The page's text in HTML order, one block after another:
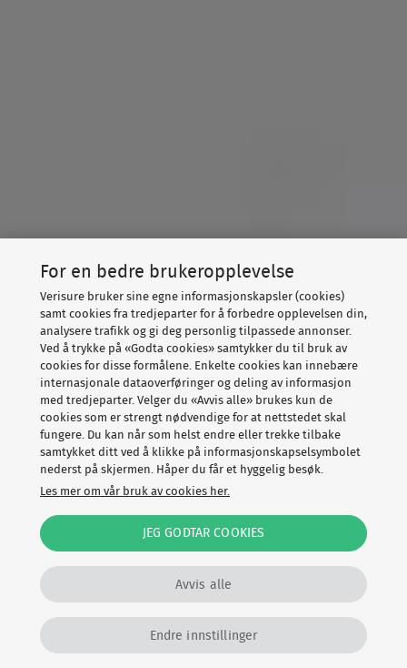
For en bedre brukeropplevelse
Verisure bruker sine egne informasjonskapsler (cookies)
samt cookies fra tredjeparter for å forbedre opplevelsen din,
analysere trafikk og gi deg personlig tilpassede annonser.
Ved å trykke på «Godta cookies» samtykker du til bruk av
cookies for disse formålene. Enkelte cookies kan innebære
internasjonale dataoverføringer og deling av informasjon
med tredjeparter. Velger du «Avvis alle» brukes kun de
cookies som er strengt nødvendige for at nettstedet skal
fungere. Du kan når som helst endre eller trekke tilbake
samtykket ditt ved å klikke på informasjonskapselsymbolet
nederst på skjermen. Håper du får et hyggelig besøk.
Les mer om vår bruk av cookies her.
Endre innstillinger
Avvis alle
JEG GODTAR COOKIES